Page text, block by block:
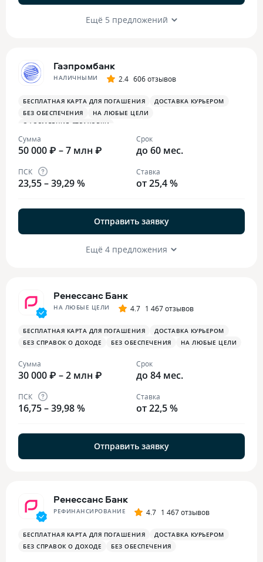
Ещё 5 предложений
Газпромбанк
НАЛИЧНЫМИ 2.4 606 отзывов
БЕСПЛАТНАЯ КАРТА ДЛЯ ПОГАШЕНИЯ
ДОСТАВКА КУРЬЕРОМ
БЕЗ ОБЕСПЕЧЕНИЯ
НА ЛЮБЫЕ ЦЕЛИ
ОФОРМЛЕНИЕ СТРАХОВКИ
Сумма
50 000 ₽ – 7 млн ₽
Срок
до 60 мес.
ПСК
23,55 – 39,29 %
Ставка
от 25,4 %
Отправить заявку
Ещё 4 предложения
Ренессанс Банк
НА ЛЮБЫЕ ЦЕЛИ 4.7 1 467 отзывов
БЕСПЛАТНАЯ КАРТА ДЛЯ ПОГАШЕНИЯ
ДОСТАВКА КУРЬЕРОМ
БЕЗ СПРАВОК О ДОХОДЕ
БЕЗ ОБЕСПЕЧЕНИЯ НА ЛЮБЫЕ ЦЕЛИ
Сумма
30 000 ₽ – 2 млн ₽
Срок
до 84 мес.
ПСК
16,75 – 39,98 %
Ставка
от 22,5 %
Отправить заявку
Ренессанс Банк
РЕФИНАНСИРОВАНИЕ 4.7 1 467 отзывов
БЕСПЛАТНАЯ КАРТА ДЛЯ ПОГАШЕНИЯ
ДОСТАВКА КУРЬЕРОМ
БЕЗ СПРАВОК О ДОХОДЕ
БЕЗ ОБЕСПЕЧЕНИЯ